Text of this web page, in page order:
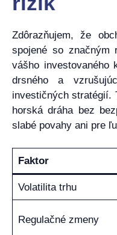
Zdôrazňujem, že
spojené so
vášho investovaného
drsného a
investičných stratégií.
horská dráha bez
slabé povahy ani pre
Faktor
Volatilita trhu
Regulačné zmeny